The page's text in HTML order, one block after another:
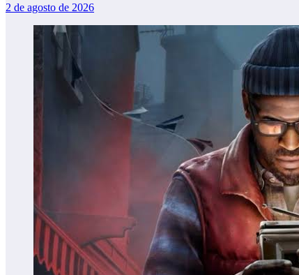
2 de agosto de 2026